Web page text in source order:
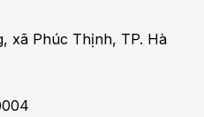
xã Phúc Thịnh, TP. Hà